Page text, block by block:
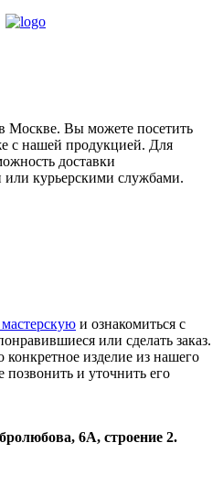
Москве. Вы можете посетить
с нашей продукцией. Для
доставки
курьерскими службами.
и ознакомиться с
или сделать заказ.
конкретное изделие из нашего
позвонить и уточнить его
6А, строение 2.